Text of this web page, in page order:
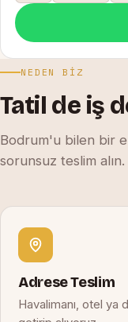
NEDEN BIZ
Tatil de iş
Bodrum'u bilen bir
sorunsuz teslim alın.
Adrese Teslim
Havalimanı, otel ya